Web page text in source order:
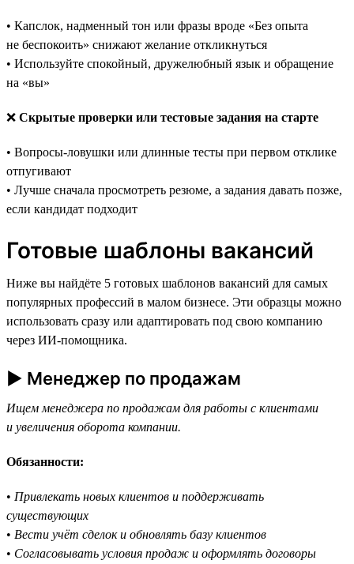
• Капслок, надменный тон или фразы вроде «Без опыта
не беспокоить» снижают желание откликнуться
• Используйте спокойный, дружелюбный язык и обращение
на «вы»
❌ Скрытые проверки или тестовые задания на старте
• Вопросы-ловушки или длинные тесты при первом отклике
отпугивают
• Лучше сначала просмотреть резюме, а задания давать позже,
если кандидат подходит
Готовые шаблоны вакансий
Ниже вы найдёте 5 готовых шаблонов вакансий для самых
популярных профессий в малом бизнесе. Эти образцы можно
использовать сразу или адаптировать под свою компанию
через ИИ-помощника.
► Менеджер по продажам
Ищем менеджера по продажам для работы с клиентами
и увеличения оборота компании.
Обязанности:
• Привлекать новых клиентов и поддерживать
существующих
• Вести учёт сделок и обновлять базу клиентов
• Согласовывать условия продаж и оформлять договоры